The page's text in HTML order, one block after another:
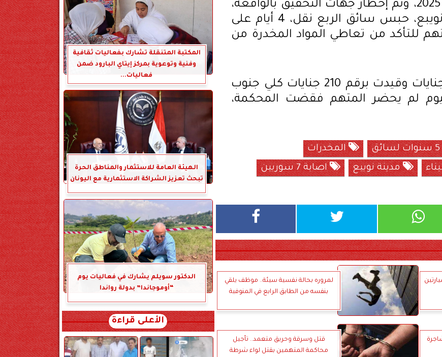
محضر بالواقعة برقم 254 لسنة 2025، وتم إخطار جهات التحقيق بالواقعة،
وقرر وكيل النائب العام لنيابات نويبع، حبس سائق الربع نقل، 4 أيام على
للتأكد من تعاطي المواد المخدرة من
وتم إحالة القضية إلى محكمة الجنايات وقيدت برقم 210 جنايات كلي جنوب
وبجلسة اليوم لم يحضر المتهم فقضت المحكمة،
المخدرات
مدينة نوييع
اصابة 7 سوريين
لمروره بحالة نفسية سيئة.. موظف يلقي
بنفسه من الطابق الرابع في المنوفية
قتل وسرقة وحريق متعمد.. تأجيل
محاكمة المتهمين بقتل لواء شرطة
المكتبة المتنقلة تشارك بفعاليات ثقافية
وفنية وتوعوية بمركز إيتاي البارود ضمن
فعاليات...
الهيئة العامة للاستثمار والمناطق الحرة
تبحث تعزيز الشراكة الاستثمارية مع اليونان
الدكتور سويلم يشارك في فعاليات يوم
“أوموجاندا” بدولة رواندا
الأعلى قراءة